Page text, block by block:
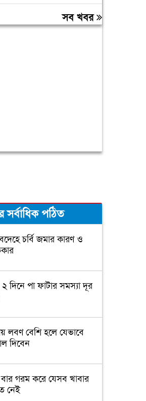
ক্ষতিগ্রস্ত ১০০ পরিবারকে
নতুন ঘর দেবেনসব খবর
সর্বাধিক পঠিত
চর্বি জমার কারণ ও
২ দিনে পা ফাটার সমস্যা দূর
লবণ বেশি হলে যেভাবে
দিবেন
গরম করে যেসব খাবার
নেই